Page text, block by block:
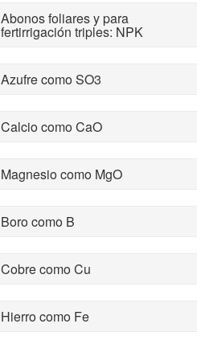
Abonos foliares y para
fertirrigación triples: NPK
Azufre como SO3
Calcio como CaO
Magnesio como MgO
Boro como B
Cobre como Cu
Hierro como Fe